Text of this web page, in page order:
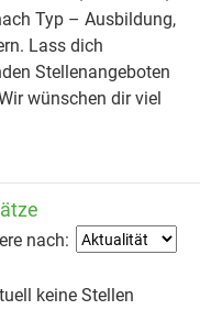
Typ – Ausbildung,
Lass dich
Stellenangeboten
wünschen dir viel
nach:
keine Stellen